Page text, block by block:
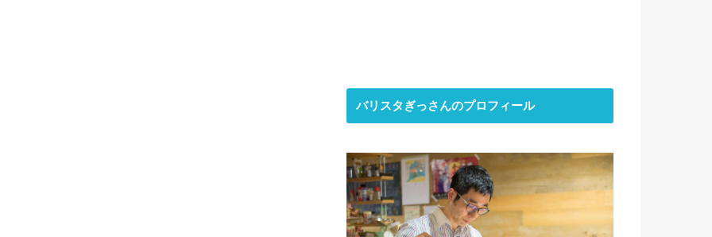
バリスタぎっさんのプロフィール